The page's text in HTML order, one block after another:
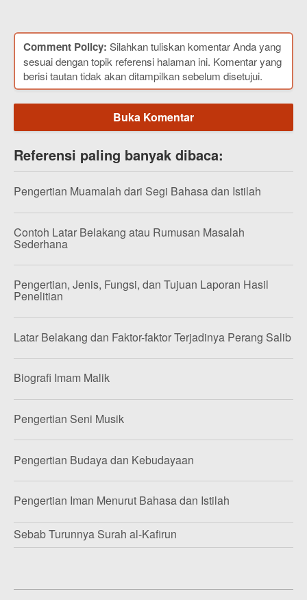
Comment Policy: Silahkan tuliskan komentar Anda yang
sesuai dengan topik referensi halaman ini. Komentar yang
berisi tautan tidak akan ditampilkan sebelum disetujui.
Buka Komentar
Referensi paling banyak dibaca:
Pengertian Muamalah dari Segi Bahasa dan Istilah
Contoh Latar Belakang atau Rumusan Masalah
Sederhana
Pengertian, Jenis, Fungsi, dan Tujuan Laporan Hasil
Penelitian
Latar Belakang dan Faktor-faktor Terjadinya Perang Salib
Biografi Imam Malik
Pengertian Seni Musik
Pengertian Budaya dan Kebudayaan
Pengertian Iman Menurut Bahasa dan Istilah
Sebab Turunnya Surah al-Kafirun